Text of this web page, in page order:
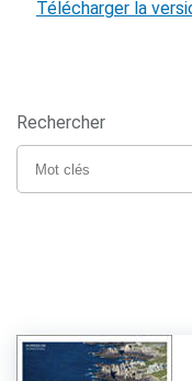
Télécharger la
Rechercher